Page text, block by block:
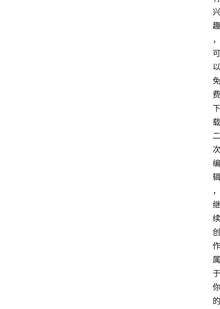
兴
趣
，
可
以
免
费
下
载
二
次
编
辑
，
继
续
创
作
属
于
你
的